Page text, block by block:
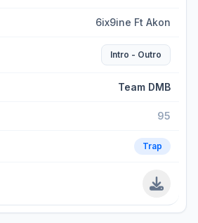
6ix9ine Ft Akon
Intro - Outro
Team DMB
95
Trap